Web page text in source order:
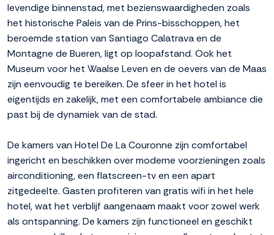
levendige binnenstad, met bezienswaardigheden zoals
het historische Paleis van de Prins-bisschoppen, het
beroemde station van Santiago Calatrava en de
Montagne de Bueren, ligt op loopafstand. Ook het
Museum voor het Waalse Leven en de oevers van de Maas
zijn eenvoudig te bereiken. De sfeer in het hotel is
eigentijds en zakelijk, met een comfortabele ambiance die
past bij de dynamiek van de stad.
De kamers van Hotel De La Couronne zijn comfortabel
ingericht en beschikken over moderne voorzieningen zoals
airconditioning, een flatscreen-tv en een apart
zitgedeelte. Gasten profiteren van gratis wifi in het hele
hotel, wat het verblijf aangenaam maakt voor zowel werk
als ontspanning. De kamers zijn functioneel en geschikt